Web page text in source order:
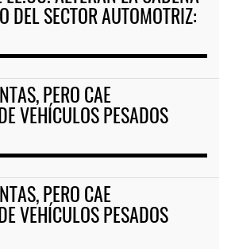
DEL SECTOR AUTOMOTRIZ:
PERO CAE
VEHÍCULOS PESADOS
PERO CAE
VEHÍCULOS PESADOS